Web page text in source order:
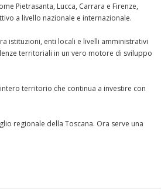
Pietrasanta, Lucca, Carrara e Firenze,
a livello nazionale e internazionale.
istituzioni, enti locali e livelli amministrativi
territoriali in un vero motore di sviluppo
territorio che continua a investire con
regionale della Toscana. Ora serve una